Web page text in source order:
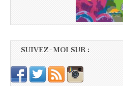
SUIVEZ-MOI SUR :